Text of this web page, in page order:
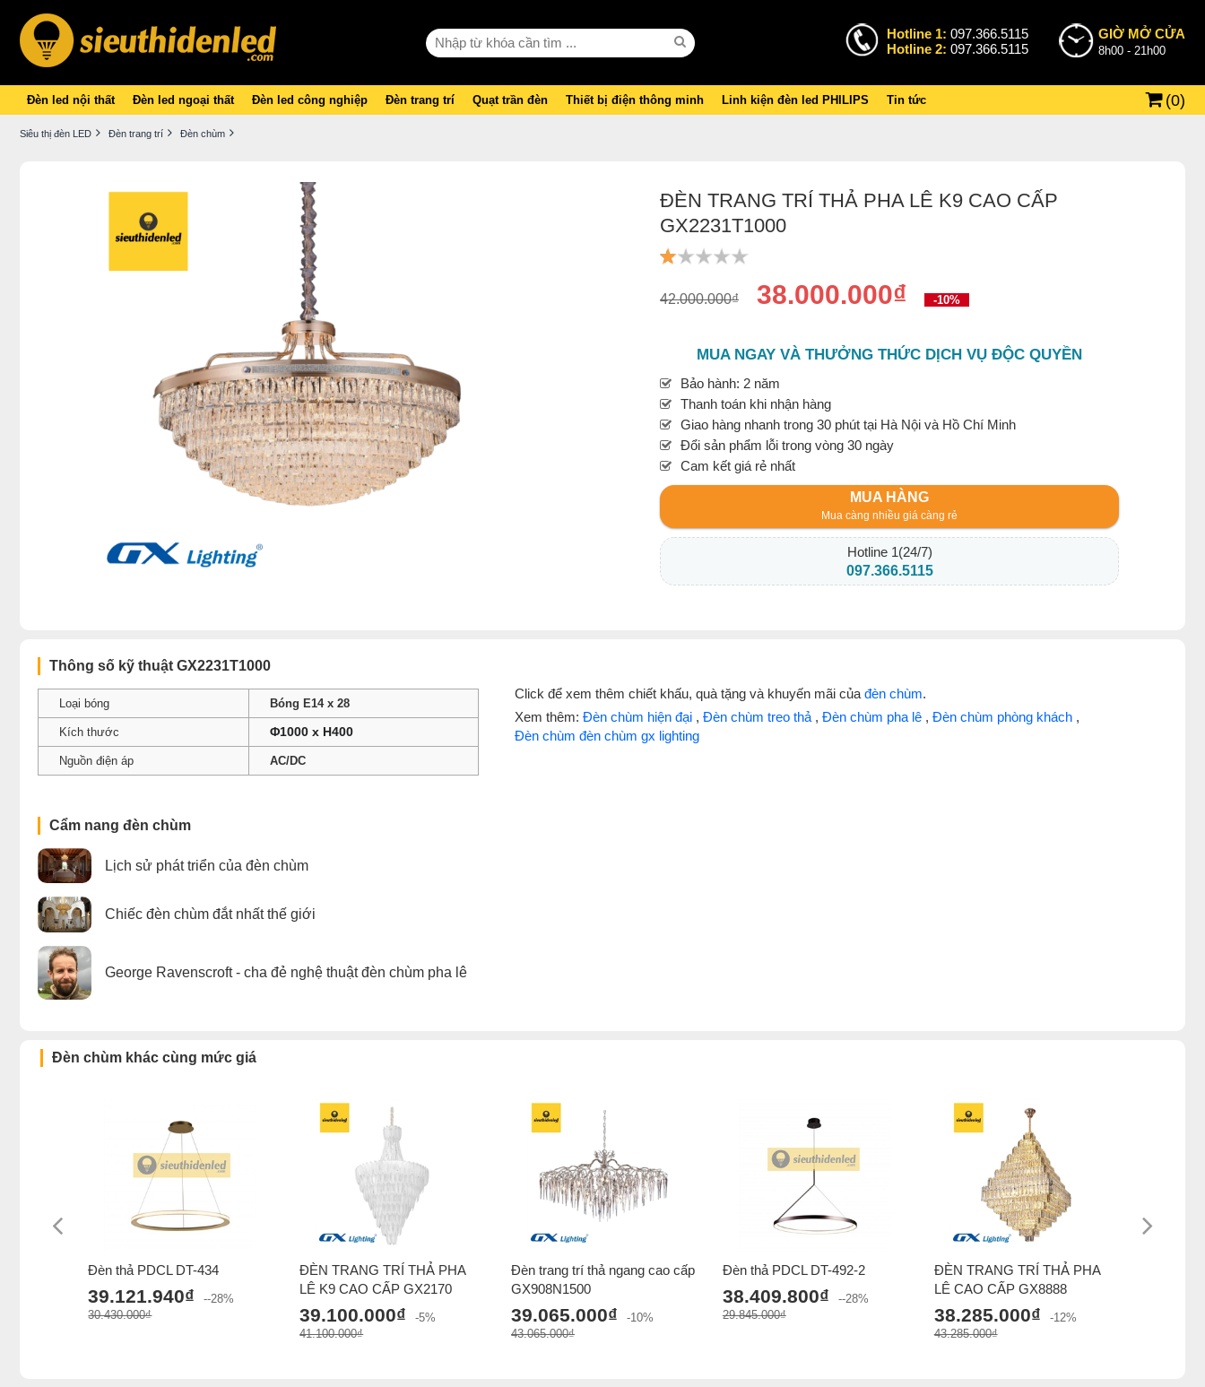
Hotline 1: 097.366.5115
Hotline 2: 097.366.5115
GIỜ MỞ CỬA
8h00 - 21h00
Đèn led nội thất Đèn led ngoại thất Đèn led công nghiệp Đèn trang trí Quạt trần đèn Thiết bị điện thông minh Linh kiện đèn led PHILIPS Tin tức (0)
Siêu thị đèn LED Đèn trang trí Đèn chùm
ĐÈN TRANG TRÍ THẢ PHA LÊ K9 CAO CẤP
GX2231T1000
42.000.000₫ 38.000.000₫ -10%
MUA NGAY VÀ THƯỞNG THỨC DỊCH VỤ ĐỘC QUYỀN
Bảo hành: 2 năm
Thanh toán khi nhận hàng
Giao hàng nhanh trong 30 phút tại Hà Nội và Hồ Chí Minh
Đổi sản phẩm lỗi trong vòng 30 ngày
Cam kết giá rẻ nhất
MUA HÀNG
Mua càng nhiều giá càng rẻ
Hotline 1(24/7)
097.366.5115
Thông số kỹ thuật GX2231T1000
Loại bóng Bóng E14 x 28
Kích thước Φ1000 x H400
Nguồn điện áp AC/DC
Cẩm nang đèn chùm
Lịch sử phát triển của đèn chùm
Chiếc đèn chùm đắt nhất thế giới
George Ravenscroft - cha đẻ nghệ thuật đèn chùm pha lê
Click để xem thêm chiết khấu, quà tặng và khuyến mãi của đèn chùm.
Xem thêm: Đèn chùm hiện đại , Đèn chùm treo thả , Đèn chùm pha lê , Đèn chùm phòng khách ,
Đèn chùm đèn chùm gx lighting
Đèn chùm khác cùng mức giá
Đèn thả PDCL DT-434
39.121.940₫
--28%
30.430.000₫
ĐÈN TRANG TRÍ THẢ PHA
LÊ K9 CAO CẤP GX2170
39.100.000₫
-5%
41.100.000₫
Đèn trang trí thả ngang cao cấp
GX908N1500
39.065.000₫
-10%
43.065.000₫
Đèn thả PDCL DT-492-2
38.409.800₫
--28%
29.845.000₫
ĐÈN TRANG TRÍ THẢ PHA
LÊ CAO CẤP GX8888
38.285.000₫
-12%
43.285.000₫